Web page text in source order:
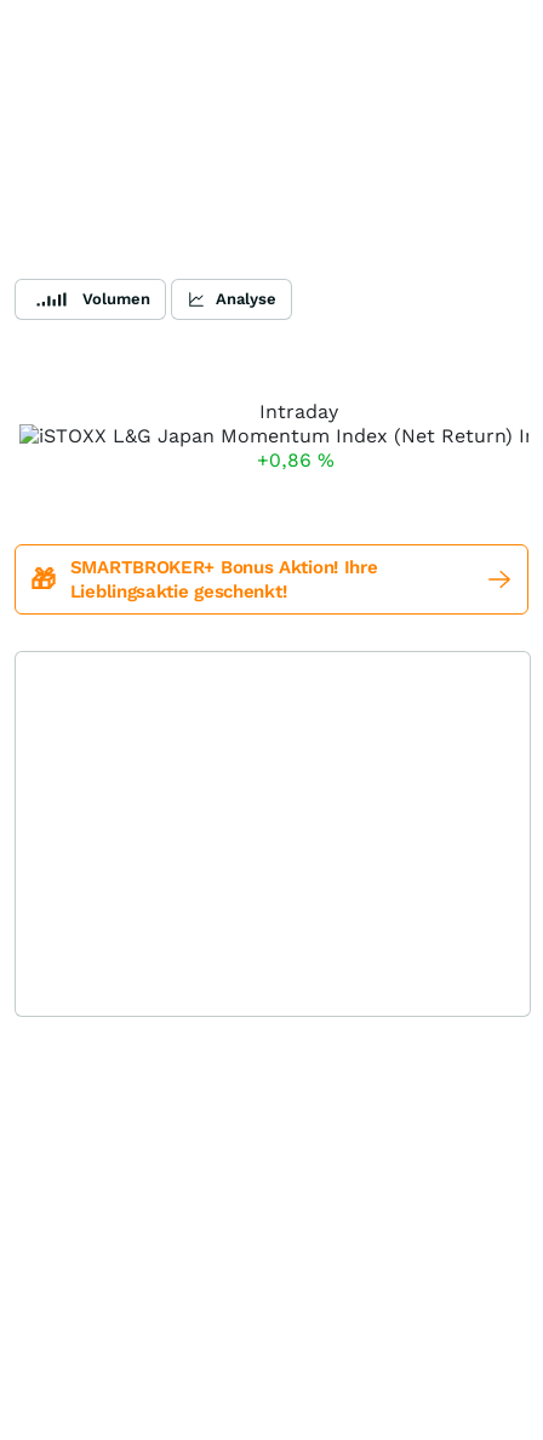
Volumen Analyse
Intraday
+0,86 %
🎁
SMARTBROKER+ Bonus Aktion! Ihre
Lieblingsaktie geschenkt!